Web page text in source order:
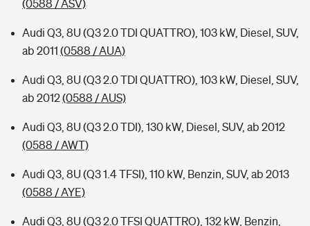
(0588 / ASV)
Audi Q3, 8U (Q3 2.0 TDI QUATTRO), 103 kW, Diesel, SUV,
ab 2011 (0588 / AUA)
Audi Q3, 8U (Q3 2.0 TDI QUATTRO), 103 kW, Diesel, SUV,
ab 2012(0588 / AUS)
Audi Q3, 8U (Q3 2.0 TDI), 130 kW, Diesel, SUV, ab 2012
(0588 / AWT)
Audi Q3, 8U (Q3 1.4 TFSI), 110 kW, Benzin, SUV, ab 2013
(0588 / AYE)
Audi Q3, 8U (Q3 2.0 TFSI QUATTRO), 132 kW, Benzin,